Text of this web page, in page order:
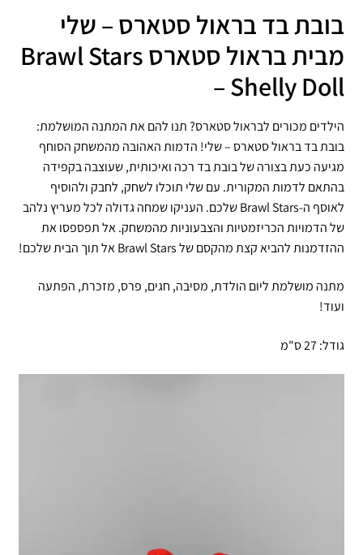
בובת בד בראול סטארס – שלי
מבית בראול סטארס Brawl Stars
– Shelly Doll
הילדים מכורים לבראול סטארס? תנו להם את המתנה המושלמת:
בובת בד בראול סטארס – שלי! הדמות האהובה מהמשחק הסוחף
מגיעה כעת בצורה של בובת בד רכה ואיכותית, שעוצבה בקפידה
בהתאם לדמות המקורית. עם שלי תוכלו לשחק, לחבק ולהוסיף
לאוסף ה-Brawl Stars שלכם. העניקו שמחה גדולה לכל מעריץ נלהב
של הדמויות הכריזמטיות והצבעוניות מהמשחק. אל תפספסו את
ההזדמנות להביא קצת מהקסם של Brawl Stars אל תוך הבית שלכם!
מתנה מושלמת ליום הולדת, מסיבה, חגים, פרס, מזכרת, הפתעה
ועוד!
גודל: 27 ס"מ